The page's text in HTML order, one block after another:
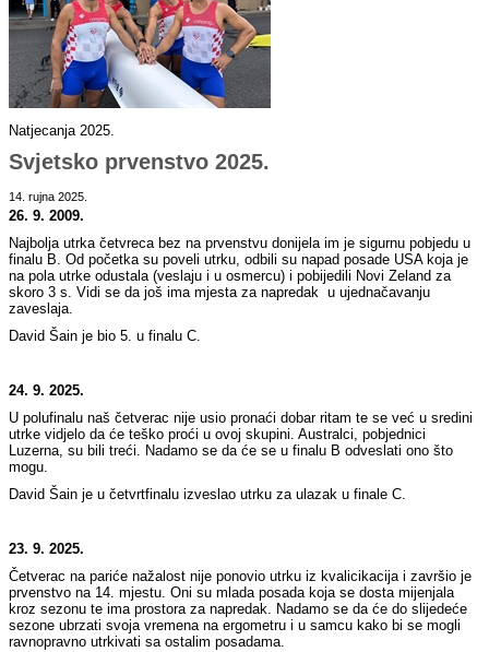
Natjecanja 2025.
Svjetsko prvenstvo 2025.
14. rujna 2025.
26. 9. 2009.
Najbolja utrka četvreca bez na prvenstvu donijela im je sigurnu pobjedu u
finalu B. Od početka su poveli utrku, odbili su napad posade USA koja je
na pola utrke odustala (veslaju i u osmercu) i pobijedili Novi Zeland za
skoro 3 s. Vidi se da još ima mjesta za napredak u ujednačavanju
zaveslaja.
David Šain je bio 5. u finalu C.
24. 9. 2025.
U polufinalu naš četverac nije usio pronaći dobar ritam te se već u sredini
utrke vidjelo da će teško proći u ovoj skupini. Australci, pobjednici
Luzerna, su bili treći. Nadamo se da će se u finalu B odveslati ono što
mogu.
David Šain je u četvrtfinalu izveslao utrku za ulazak u finale C.
23. 9. 2025.
Četverac na pariće nažalost nije ponovio utrku iz kvalicikacija i završio je
prvenstvo na 14. mjestu. Oni su mlada posada koja se dosta mijenjala
kroz sezonu te ima prostora za napredak. Nadamo se da će do slijedeće
sezone ubrzati svoja vremena na ergometru i u samcu kako bi se mogli
ravnopravno utrkivati sa ostalim posadama.